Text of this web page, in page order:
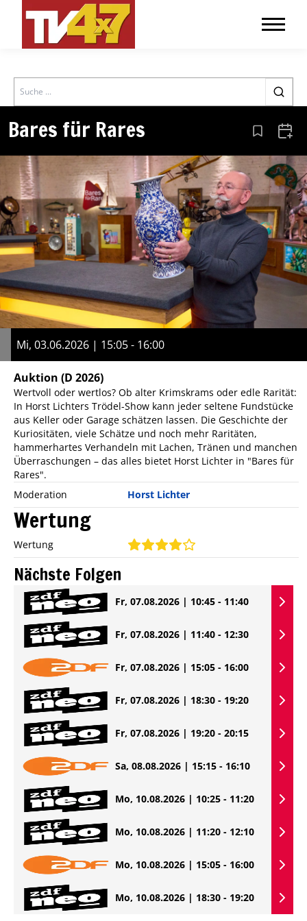
Search
Bares für Rares Aus den
Mi, 03.06.2026 | 15:05 - 16:00
Auktion (D 2026)
Wertvoll oder wertlos? Ob alter Krimskrams oder edle Rarität:
In Horst Lichters Trödel-Show kann jeder seltene Fundstücke
aus Keller oder Garage schätzen lassen. Die Geschichte der
Kuriositäten, viele Schätze und noch mehr Raritäten,
hammerhartes Verhandeln mit Lachen, Tränen und manchen
Überraschungen – das alles bietet Horst Lichter in "Bares für
Rares".
Moderation
Horst Lichter
Wertung
Wertung
Nächste Folgen
Fr, 07.08.2026 | 10:45 - 11:40
Fr, 07.08.2026 | 11:40 - 12:30
Fr, 07.08.2026 | 15:05 - 16:00
Fr, 07.08.2026 | 18:30 - 19:20
Fr, 07.08.2026 | 19:20 - 20:15
Sa, 08.08.2026 | 15:15 - 16:10
Mo, 10.08.2026 | 10:25 - 11:20
Mo, 10.08.2026 | 11:20 - 12:10
Mo, 10.08.2026 | 15:05 - 16:00
Mo, 10.08.2026 | 18:30 - 19:20